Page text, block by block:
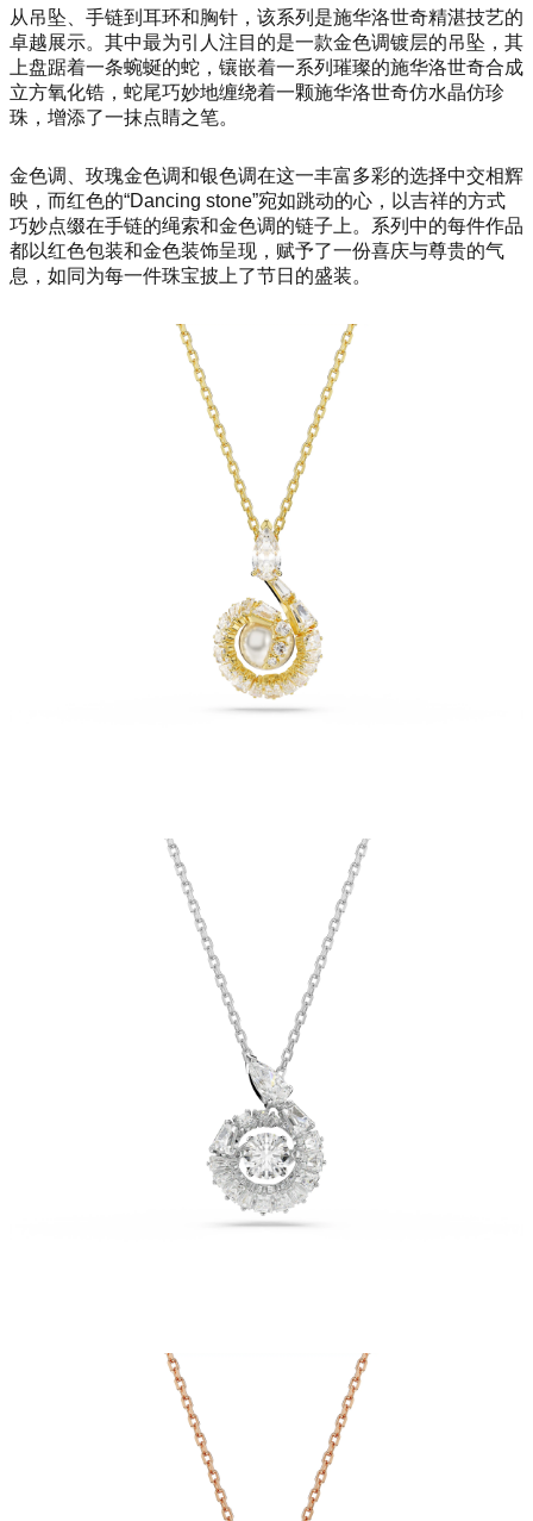
从吊坠、手链到耳环和胸针，该系列是施华洛世奇精湛技艺的
卓越展示。其中最为引人注目的是一款金色调镀层的吊坠，其
上盘踞着一条蜿蜒的蛇，镶嵌着一系列璀璨的施华洛世奇合成
立方氧化锆，蛇尾巧妙地缠绕着一颗施华洛世奇仿水晶仿珍
珠，增添了一抹点睛之笔。
金色调、玫瑰金色调和银色调在这一丰富多彩的选择中交相辉
映，而红色的“Dancing stone”宛如跳动的心，以吉祥的方式
巧妙点缀在手链的绳索和金色调的链子上。系列中的每件作品
都以红色包装和金色装饰呈现，赋予了一份喜庆与尊贵的气
息，如同为每一件珠宝披上了节日的盛装。